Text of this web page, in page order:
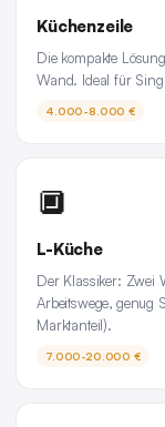
Küchenzeile
Die kompakte
Wand. Ideal für
4.000-8.000 €
🔲
L-Küche
Der Klassiker: Zwei
Arbeitswege, genug
Marktanteil).
7.000-20.000 €